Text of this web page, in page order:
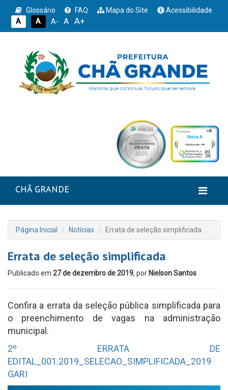
Glossário FAQ Mapa do Site
Acessibilidade
A
A A- A A+
CHÃ GRANDE
Página Inicial Notícias Errata de seleção simplificada
Errata de seleção simplificada
Publicado em 27 de dezembro de 2019, por Nielson Santos
Confira a errata da seleção pública simplificada para
o preenchimento de vagas na administração
municipal.
2º ERRATA DE
EDITAL_001.2019_SELECAO_SIMPLIFICADA_2019
GARI